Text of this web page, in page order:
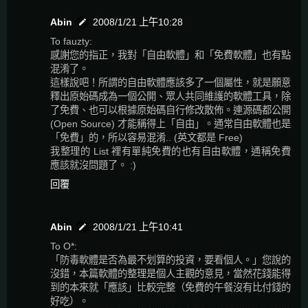
Abin
2008/1/21 上午10:28
To fauzty:
感謝您的指正，我對「自由軟體」和「免費軟體」也有點
混淆了。
這樣說吧！所謂的自由軟體應該多了一個屬性，就是願意
釋出原始碼成為一個公開、眾人共同維護的軟體工具，除
了免費、也可以根據原始碼自行修改散佈。連源碼都公開
(Open Source) 才能稱得上「自由」。通常自由軟體也是
「免費」的，所以容易混淆.. (英文都是 Free)
我整理的 List 裡有單純免費的也有自由軟體，通稱免費
應該就沒問題了。 :)
回覆
Abin
2008/1/21 上午10:41
To O*:
「防毒軟體是否為最不划算的投資，要看個人。」您說的
沒錯，本篇軟體的整理是個人主觀的意見，當然花錢能得
到的本來就「應該」比較完整（免費的午餐沒有比付錢的
好吃）。